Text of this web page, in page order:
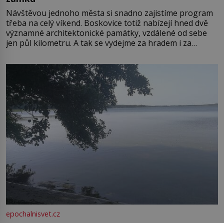
Návštěvou jednoho města si snadno zajistíme program
třeba na celý víkend. Boskovice totiž nabízejí hned dvě
významné architektonické památky, vzdálené od sebe
jen půl kilometru. A tak se vydejme za hradem i za
Boskovice na okraji Drahanské vrchoviny vznikla někdy
ve13. století, a už v roce 1313 kronikáři zaznamenali
epochalnisvet.cz